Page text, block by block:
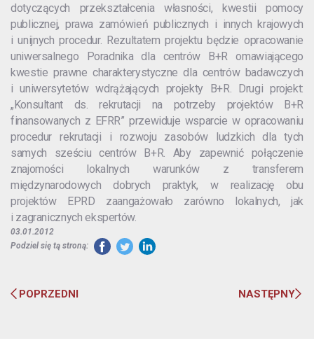
dotyczących przekształcenia własności, kwestii pomocy
publicznej, prawa zamówień publicznych i innych krajowych
i unijnych procedur. Rezultatem projektu będzie opracowanie
uniwersalnego Poradnika dla centrów B+R omawiającego
kwestie prawne charakterystyczne dla centrów badawczych
i uniwersytetów wdrążających projekty B+R. Drugi projekt:
„Konsultant ds. rekrutacji na potrzeby projektów B+R
finansowanych z EFRR” przewiduje wsparcie w opracowaniu
procedur rekrutacji i rozwoju zasobów ludzkich dla tych
samych sześciu centrów B+R. Aby zapewnić połączenie
znajomości lokalnych warunków z transferem
międzynarodowych dobrych praktyk, w realizację obu
projektów EPRD zaangażowało zarówno lokalnych, jak
i zagranicznych ekspertów.
03.01.2012
Podziel się tą stroną:
POPRZEDNI NASTĘPNY